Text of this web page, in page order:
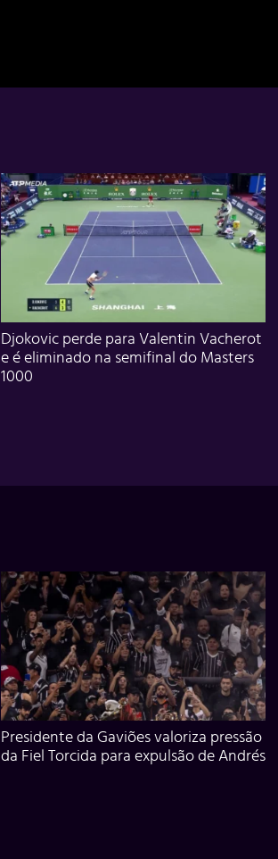
Djokovic perde para Valentin Vacherot
e é eliminado na semifinal do Masters
1000
Presidente da Gaviões valoriza pressão
da Fiel Torcida para expulsão de Andrés